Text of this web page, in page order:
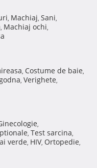
, Machiaj, Sani,
, Machiaj ochi,
, Costume de baie,
, Verighete,
,
, Test sarcina,
verde, HIV, Ortopedie,